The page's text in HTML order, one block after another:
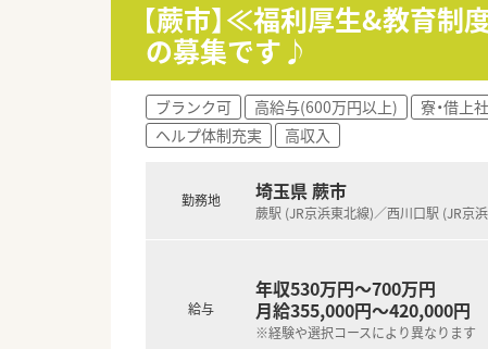
【蕨市】≪福利厚生&教育
の募集です♪
ブランク可 高給与(600万円以上) 寮・借上
ヘルプ体制充実
高収入
勤務地 埼玉県 蕨市
蕨駅 (JR京浜東北線)／西川口駅 (JR京
給与
年収530万円～700万円
月給355,000円～420,000円
※経験や選択コースにより異なります